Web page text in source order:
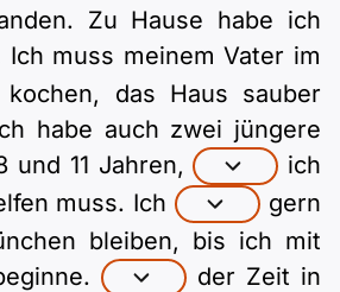
Zu Hause habe ich
Ich muss meinem Vater im
das Haus sauber
habe auch zwei jüngere
und 11 Jahren,
ich
muss. Ich
gern
bleiben, bis ich mit
der Zeit in